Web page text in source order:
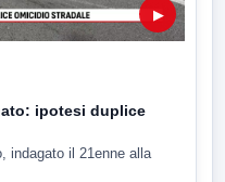
▶
ipotesi duplice
indagato il 21enne alla